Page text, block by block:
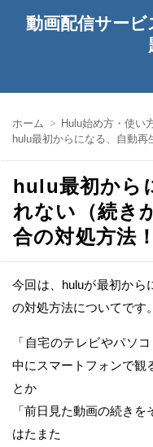
動画配信サー
ホーム
Hulu始め方・使い
hulu最初からになる、自動
hulu最初から
れない（続き
合の対処方法！
今回は、huluが最初から
の対処方法についてです。
「自宅のテレビやパソ
中にスマートフォンで観
とか
「前日見た動画の続きを
はたまた